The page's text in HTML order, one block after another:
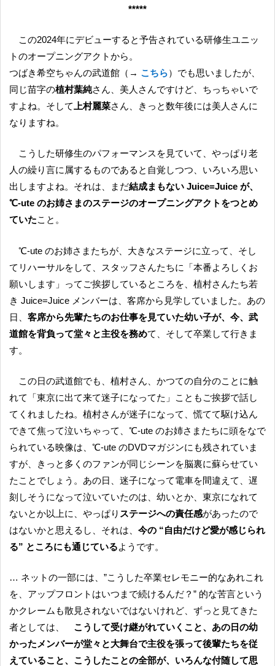
*****
この2024年にデビューすると予告されている研修生ユニッ
トのオープニングアクトから。
つばき希空ちゃんの武道館（→ こちら）でも思いましたが、
同じ苗字の植村葉純さん、美人さんですけど、ちっちゃいで
すよね。そして 上村麗菜さん、きっと数年後には美人さんに
なりますね。
こうした研修生のパフォーマンスを見ていて、やっぱり老
人の繰り言に属するものであると自覚しつつ、いろいろ思い
出しますよね。それは、まだ結成まもない Juice=Juice が、
℃-ute のお姉さまのステージのオープニングアクトをつとめ
ていたこと。
℃-ute のお姉さまたちが、大きなステージに立って、そし
てリハーサルをして、スタッフさんたちに「本番よろしくお
願いします」ってご挨拶しているところを、植村さんたち若
き Juice=Juice メンバーは、客席から見学していました。あの
日、 客席から先輩たちのお仕事を見ていた幼い子が、今、武
道館を背負って堂々と主役を務めて、そして卒業して行きま
す。
この日の武道館でも、植村さん、かつての自分のことに触
れて「東京に出て来て迷子になってた」こともご挨拶で話し
てくれましたね。植村さんが迷子になって、慌てて駆け込ん
できて焦って泣いちゃって、℃-ute のお姉さまたちに頭をなで
られている映像は、℃-ute のDVDマガジンにも残されていま
すが、きっと多くのファンが同じシーンを脳裏に蘇らせてい
たことでしょう。あの日、迷子になって電車を間違えて、遅
刻しそうになって泣いていたのは、幼いとか、東京になれて
ないとか以上に、やっぱり ステージへの責任感があったので
はないかと思えるし、それは、 今の “自由だけど愛が感じられ
る” ところにも通じているようです。
… ネットの一部には、”こうした卒業セレモニー的なあれこれ
を、アップフロントはいつまで続けるんだ？” 的な苦言という
かクレームも散見されないではないけれど、ずっと見てきた
者としては、
こうして受け継がれていくこと、あの日の幼
かったメンバーが堂々と大舞台で主役を張って後輩たちを従
えていること、こうしたことの全部が、いろんな付随して思